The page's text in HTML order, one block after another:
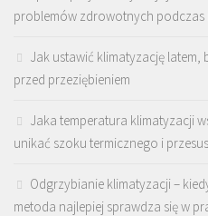
problemów zdrowotnych podczas
Jak ustawić klimatyzację latem,
przed przeziębieniem
Jaka temperatura klimatyzacji
unikać szoku termicznego i
Odgrzybianie klimatyzacji –
metoda najlepiej sprawdza się w